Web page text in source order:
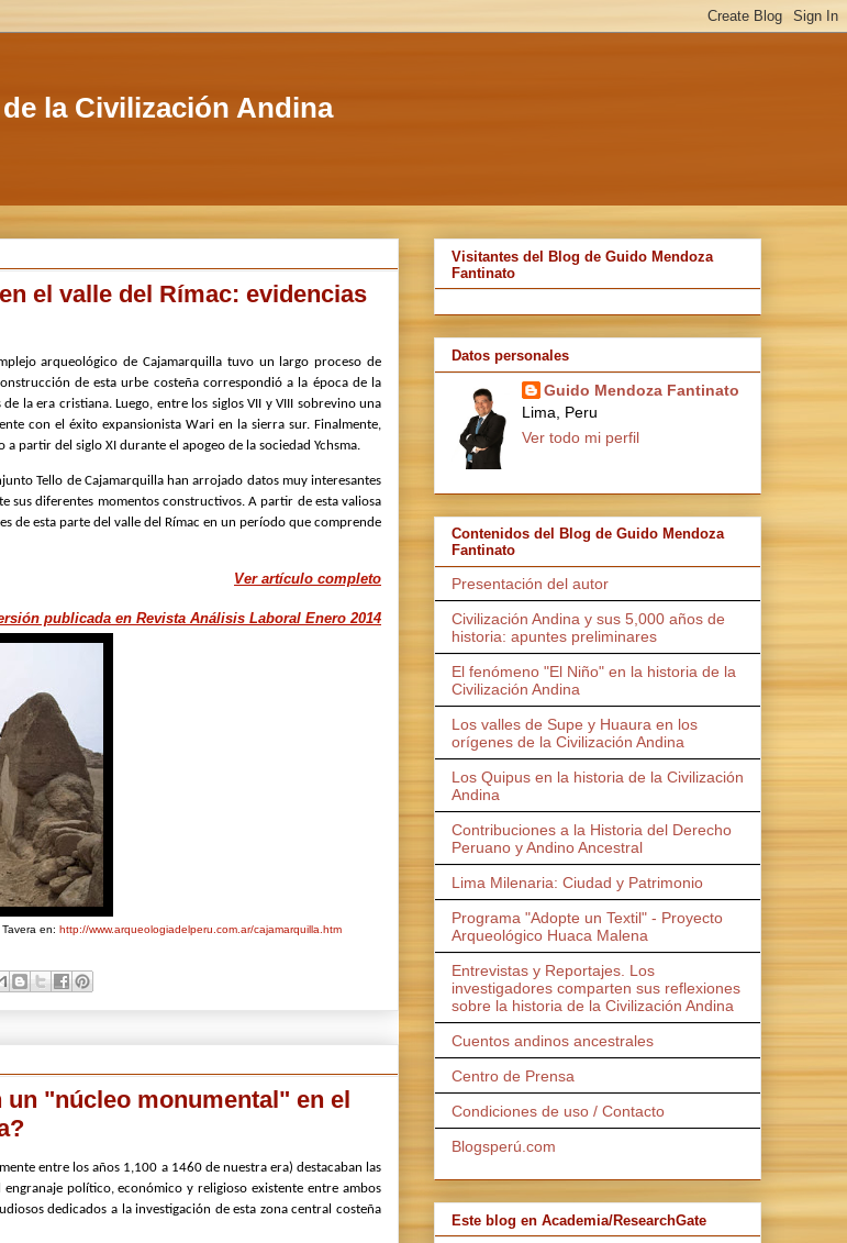
la Civilización Andina
el valle del Rímac: evidencias
arqueológico de Cajamarquilla tuvo un largo proceso de
de esta urbe costeña correspondió a la época de la
la era cristiana. Luego, entre los siglos VII y VIII sobrevino una
con el éxito expansionista Wari en la sierra sur. Finalmente,
partir del siglo XI durante el apogeo de la sociedad Ychsma.
Tello de Cajamarquilla han arrojado datos muy interesantes
sus diferentes momentos constructivos. A partir de esta valiosa
de esta parte del valle del Rímac en un período que comprende
Ver artículo completo
publicada en Revista Análisis Laboral Enero 2014
en: http://www.arqueologiadelperu.com.ar/cajamarquilla.htm
un "núcleo monumental" en el
entre los años 1,100 a 1460 de nuestra era) destacaban las
político, económico y religioso existente entre ambos
dedicados a la investigación de esta zona central costeña
Visitantes del Blog de Guido Mendoza
Fantinato
Datos personales
Guido Mendoza Fantinato
Lima, Peru
Ver todo mi perfil
Contenidos del Blog de Guido Mendoza
Fantinato
Presentación del autor
Civilización Andina y sus 5,000 años de
historia: apuntes preliminares
El fenómeno "El Niño" en la historia de la
Civilización Andina
Los valles de Supe y Huaura en los
orígenes de la Civilización Andina
Los Quipus en la historia de la Civilización
Andina
Contribuciones a la Historia del Derecho
Peruano y Andino Ancestral
Lima Milenaria: Ciudad y Patrimonio
Programa "Adopte un Textil" - Proyecto
Arqueológico Huaca Malena
Entrevistas y Reportajes. Los
investigadores comparten sus reflexiones
sobre la historia de la Civilización Andina
Cuentos andinos ancestrales
Centro de Prensa
Condiciones de uso / Contacto
Blogsperú.com
Este blog en Academia/ResearchGate